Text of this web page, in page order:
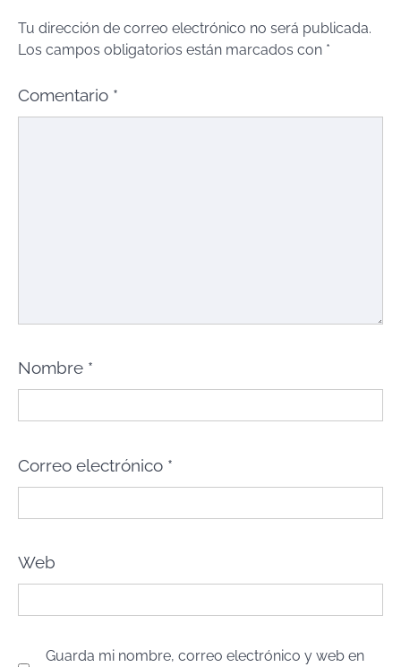
Tu dirección de correo electrónico no será publicada.
Los campos obligatorios están marcados con *
Comentario *
Nombre *
Correo electrónico *
Web
Guarda mi nombre, correo electrónico y web en